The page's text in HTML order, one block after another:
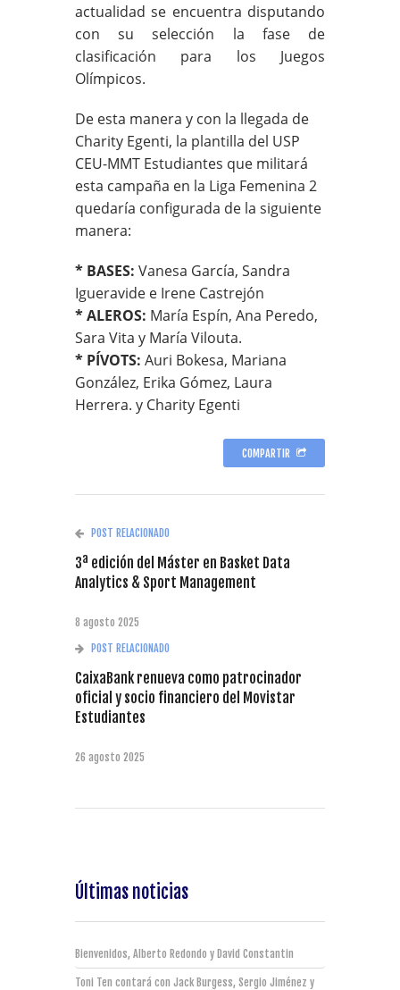
actualidad se encuentra disputando
con su selección la fase de
clasificación para los Juegos
Olímpicos.
De esta manera y con la llegada de
Charity Egenti, la plantilla del USP
CEU-MMT Estudiantes que militará
esta campaña en la Liga Femenina 2
quedaría configurada de la siguiente
manera:
* BASES: Vanesa García, Sandra
Igueravide e Irene Castrejón
* ALEROS: María Espín, Ana Peredo,
Sara Vita y María Vilouta.
* PÍVOTS: Auri Bokesa, Mariana
González, Erika Gómez, Laura
Herrera. y Charity Egenti
COMPARTIR
POST RELACIONADO
3ª edición del Máster en Basket Data
Analytics & Sport Management
8 agosto 2025
POST RELACIONADO
CaixaBank renueva como patrocinador
oficial y socio financiero del Movistar
Estudiantes
26 agosto 2025
Últimas noticias
Bienvenidos, Alberto Redondo y David Constantin
Toni Ten contará con Jack Burgess, Sergio Jiménez y